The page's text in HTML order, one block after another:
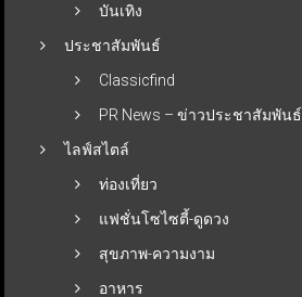
บันเทิง
ประชาสัมพันธ์
Classicfind
PR News – ข่าวประชาสัมพันธ์
ไลฟ์สไตล์
ท่องเที่ยว
แฟชั่นโซไซตี้-ดูดวง
สุขภาพ-ความงาม
อาหาร